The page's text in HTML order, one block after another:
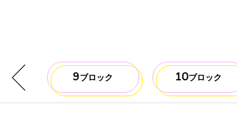
9ブロック 10ブロック